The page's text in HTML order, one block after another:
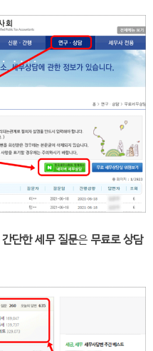
간단한 세무 질문은 무료로 상담